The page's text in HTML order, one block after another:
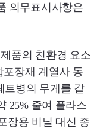
의무표시사항은
품의 친환경 요소
장재 계열사 동
트병의 무게를 같
25% 줄여 플라스
장용 비닐 대신 종